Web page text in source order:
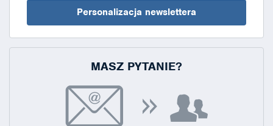
Personalizacja newslettera
MASZ PYTANIE?